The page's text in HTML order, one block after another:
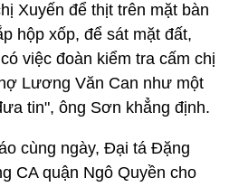
Xuyến để thịt trên mặt bàn
hộp xốp, để sát mặt đất,
việc đoàn kiểm tra cấm chị
Lương Văn Can như một
tin", ông Sơn khẳng định.
cùng ngày, Đại tá Đặng
CA quận Ngô Quyền cho